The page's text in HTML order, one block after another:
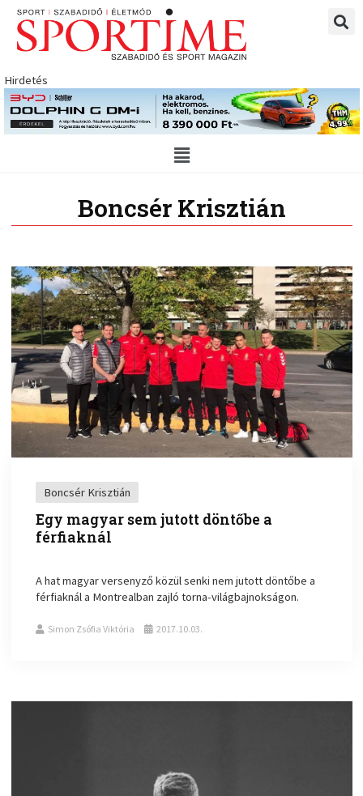
Skip
content
Hirdetés
Main
Menu
Boncsér Krisztián
Boncsér Krisztián
Egy magyar sem jutott döntőbe a
férfiaknál
A hat magyar versenyző közül senki nem jutott döntőbe a
férfiaknál a Montrealban zajló torna-világbajnokságon.
Simon Zsófia Viktória 2017.10.03.